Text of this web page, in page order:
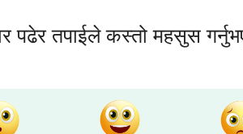
पढेर तपाईले कस्तो महसुस